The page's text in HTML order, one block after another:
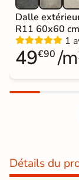
Dalle
R11 60x60 cm
1
49€90 /
Détails du